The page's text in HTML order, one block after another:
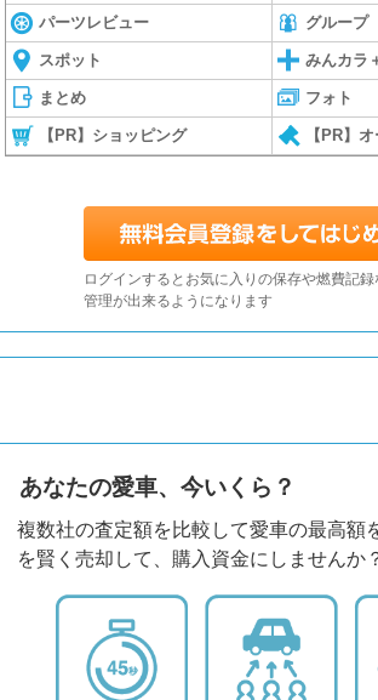
パーツレビュー グループ
スポット みんカラ
まとめ フォト
【PR】ショッピング 【PR】
ログインするとお気に入りの保存や燃費記録
管理が出来るようになります
あなたの愛車、今いくら？
複数社の査定額を比較して愛車の最高額
を賢く売却して、購入資金にしませんか